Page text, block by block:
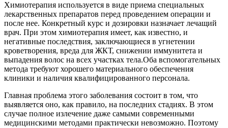
Химиотерапия используется в виде приема специальных
лекарственных препаратов перед проведением операции и
после нее. Конкретный курс и дозировки назначает лечащий
врач. При этом химиотерапия имеет, как известно, и
негативные последствия, заключающиеся в угнетении
кроветворения, вреда для ЖКТ, снижении иммунитета и
выпадения волос на всех участках тела.Оба вспомогательных
метода требуют хорошего материального обеспечения
клиники и наличия квалифицированного персонала.
Главная проблема этого заболевания состоит в том, что
выявляется оно, как правило, на последних стадиях. В этом
случае полное излечение даже самыми современными
медицинскими методами практически невозможно. Поэтому